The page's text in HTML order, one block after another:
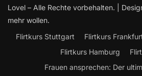
Lovel – Alle Rechte vorbehalten. |
mehr wollen.
Flirtkurs Stuttgart
Flirtkurs
Flirtkurs Hamburg
Frauen ansprechen: Der